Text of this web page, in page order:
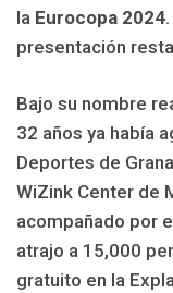
la Eurocopa 2024
presentación
Bajo su nombre
32 años ya había
Deportes de
WiZink Center de
acompañado por
atrajo a 15,000
gratuito en la